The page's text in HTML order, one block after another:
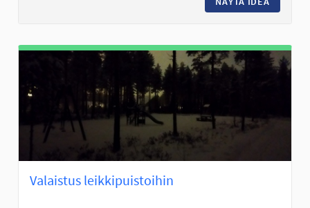
Valaistus leikkipuistoihin